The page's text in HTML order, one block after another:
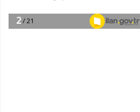
GÜNDEMDE NELER
OLMALI?